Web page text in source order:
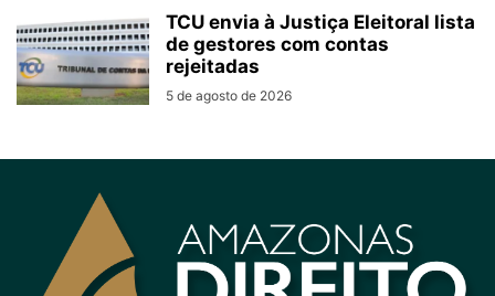
TCU envia à Justiça Eleitoral lista
de gestores com contas
rejeitadas
5 de agosto de 2026